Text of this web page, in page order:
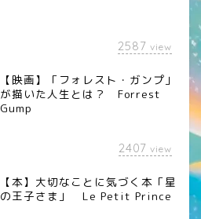
2587 view
【映画】「フォレスト・ガンプ」
が描いた人生とは？ Forrest
Gump
2407 view
【本】大切なことに気づく本「星
の王子さま」 Le Petit Prince